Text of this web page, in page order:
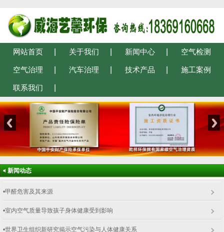
网站首页 关于我们 新闻中心 空气检测
空气治理 汽车治理 技术产品 施工案例
联系我们
新闻动态
•甲醛危害及其来源
•室内空气质量导致孩子身体健康受到影响
•世界卫生组织新研究揭示空气污染与人体健康关系